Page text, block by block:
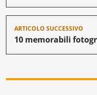
ARTICOLO SUCCESSIVO
10 memorabili